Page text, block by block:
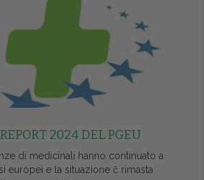
2024 DEL PGEU
di medicinali hanno continuato a
europei e la situazione č rimasta